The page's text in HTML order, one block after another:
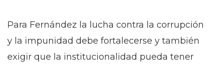
Para Fernández la lucha contra la corrupción
y la impunidad debe fortalecerse y también
exigir que la institucionalidad pueda tener